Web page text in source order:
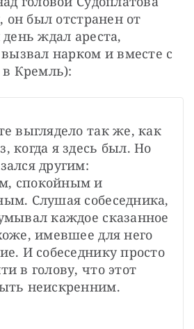
он был отстранен от
ждал ареста,
нарком и вместе с
Кремль):
выглядело так же, как
когда я здесь был. Но
другим:
спокойным и
Слушая собеседника,
каждое сказанное
имевшее для него
И собеседнику просто
в голову, что этот
неискренним.